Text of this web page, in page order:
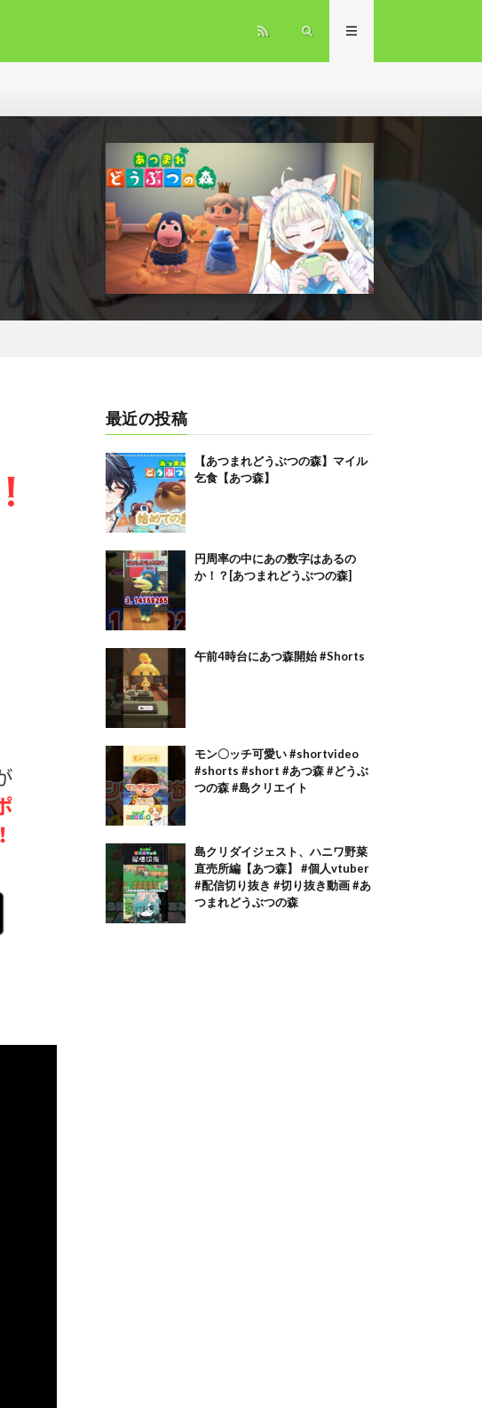
最近の投稿
【あつまれどうぶつの森】マイル
乞食【あつ森】
円周率の中にあの数字はあるの
か！？[あつまれどうぶつの森]
午前4時台にあつ森開始 #Shorts
モン〇ッチ可愛い #shortvideo
#shorts #short #あつ森 #どうぶ
つの森 #島クリエイト
島クリダイジェスト、ハニワ野菜
直売所編【あつ森】 #個人vtuber
#配信切り抜き #切り抜き動画 #あ
つまれどうぶつの森